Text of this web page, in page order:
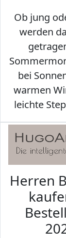
Ob jung
werden
bei
warmen
leichte
Herren